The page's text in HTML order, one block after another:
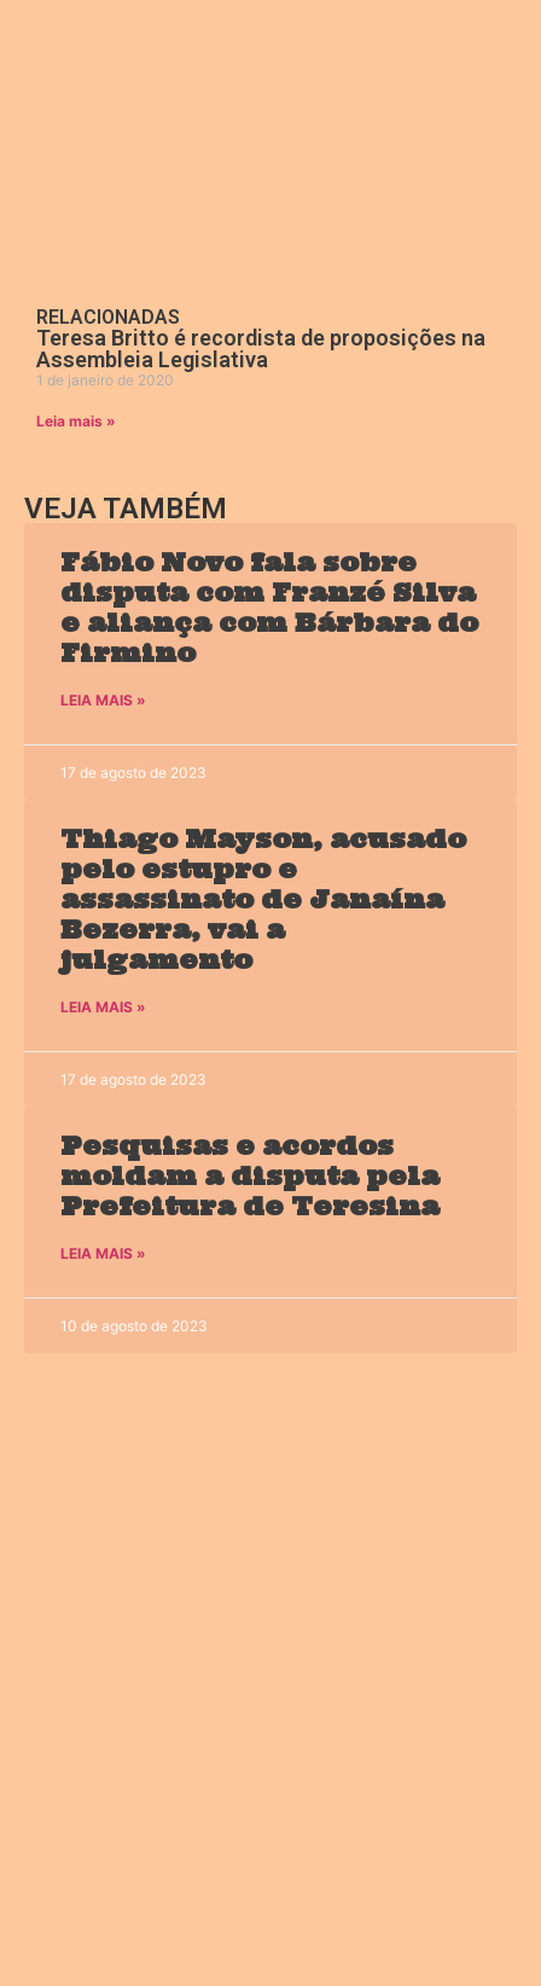
RELACIONADAS
Teresa Britto é recordista de proposições na
Assembleia Legislativa
1 de janeiro de 2020
Leia mais »
VEJA TAMBÉM
Fábio Novo fala sobre
disputa com Franzé Silva
e aliança com Bárbara do
Firmino
LEIA MAIS »
17 de agosto de 2023
Thiago Mayson, acusado
pelo estupro e
assassinato de Janaína
Bezerra, vai a
julgamento
LEIA MAIS »
17 de agosto de 2023
Pesquisas e acordos
moldam a disputa pela
Prefeitura de Teresina
LEIA MAIS »
10 de agosto de 2023